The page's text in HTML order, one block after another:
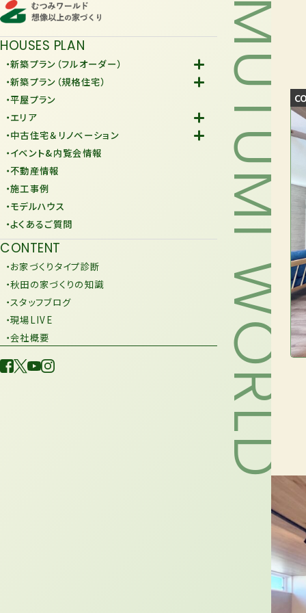
HOUSES PLAN
・新築プラン（フルオーダー）
-Fiore
・新築プラン（規格住宅）
-規格住宅
-KURAFIT
-JiU
・平屋プラン
・エリア
-潟上市
-由利本荘市
・中古住宅＆リノベーション
-中古住宅
-リノベーション
・イベント&内覧会情報
・不動産情報
・施工事例
・モデルハウス
・よくあるご質問
CONTENT
・お家づくりタイプ診断
・秋田の家づくりの知識
・スタッフブログ
・現場LIVE
・会社概要
MUTUMI WORLD